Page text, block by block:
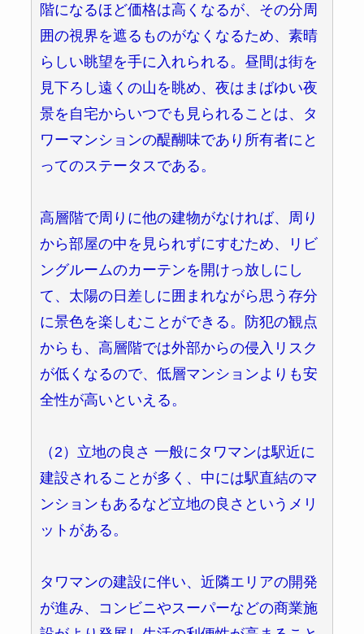
階になるほど価格は高くなるが、その分周
囲の視界を遮るものがなくなるため、素晴
らしい眺望を手に入れられる。昼間は街を
見下ろし遠くの山を眺め、夜はまばゆい夜
景を自宅からいつでも見られることは、タ
ワーマンションの醍醐味であり所有者にと
ってのステータスである。
高層階で周りに他の建物がなければ、周り
から部屋の中を見られずにすむため、リビ
ングルームのカーテンを開けっ放しにし
て、太陽の日差しに囲まれながら思う存分
に景色を楽しむことができる。防犯の観点
からも、高層階では外部からの侵入リスク
が低くなるので、低層マンションよりも安
全性が高いといえる。
（2）立地の良さ 一般にタワマンは駅近に
建設されることが多く、中には駅直結のマ
ンションもあるなど立地の良さというメリ
ットがある。
タワマンの建設に伴い、近隣エリアの開発
が進み、コンビニやスーパーなどの商業施